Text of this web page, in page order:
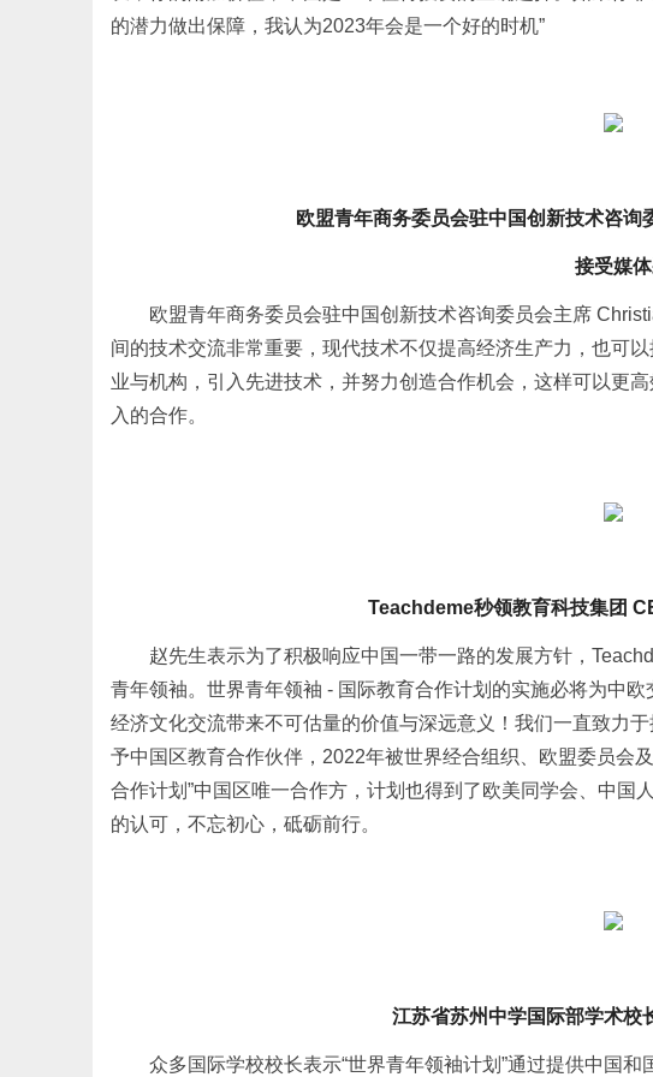
的潜力做出保障，我认为2023年会是一个好的时机”
欧盟青年商务委员会驻中国创新技术咨
接受媒
欧盟青年商务委员会驻中国创新技术咨询委员会主席
间的技术交流非常重要，现代技术不仅提高经济生产力，也可
业与机构，引入先进技术，并努力创造合作机会，这样可以更
入的合作。
Teachdeme秒领教育科技集团
赵先生表示为了积极响应中国一带一路的发展方针，
青年领袖。世界青年领袖 - 国际教育合作计划的实施必将为中
经济文化交流带来不可估量的价值与深远意义！我们一直致力
予中国区教育合作伙伴，2022年被世界经合组织、欧盟委员会
合作计划”中国区唯一合作方，计划也得到了欧美同学会、中国
的认可，不忘初心，砥砺前行。
江苏省苏州中学国际部学术校
众多国际学校校长表示“世界青年领袖计划”通过提供中国